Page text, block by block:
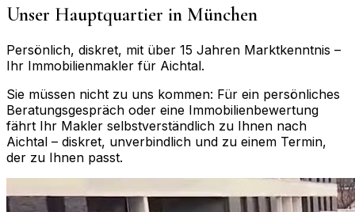
Unser Hauptquartier in München
Persönlich, diskret, mit über 15 Jahren Marktkenntnis –
Ihr Immobilienmakler für Aichtal.
Sie müssen nicht zu uns kommen: Für ein persönliches
Beratungsgespräch oder eine Immobilienbewertung
fährt Ihr Makler selbstverständlich zu Ihnen nach
Aichtal – diskret, unverbindlich und zu einem Termin,
der zu Ihnen passt.